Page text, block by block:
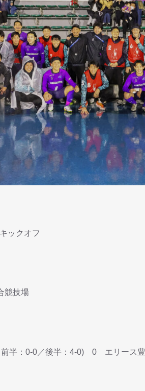
ックオフ
競技場
半：0-0／後半：4-0) 0 エリース